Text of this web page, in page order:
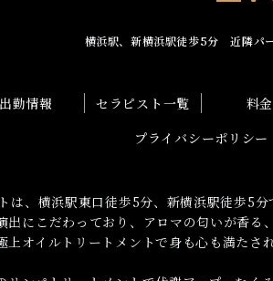
横浜駅、新横浜駅徒歩5分 近隣パ
出勤情報 セラピスト一覧 料金
プライバシーポリシー
は、横浜駅東口徒歩5分、新横浜駅徒歩5
出にこだわっており、アロマの匂いが香
上オイルトリートメントで身も心も満た